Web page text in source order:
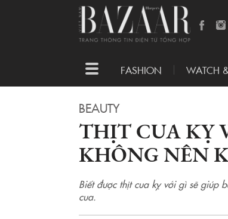
Toggle
navigation
FASHION WATCH
BEAUTY
THỊT CUA KỴ
KHÔNG NÊN
Biết được thịt cua kỵ với gì sẽ giúp
cua.